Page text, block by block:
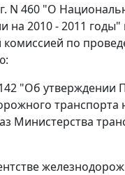
N 460 "О
2010 - 2011 годы"
по
142 "Об
транспорта
Министерства